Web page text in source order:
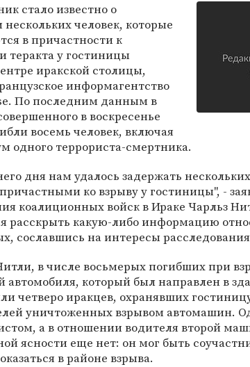
стало известно о
человек, которые
в причастности к
теракта у гостиницы
иракской столицы,
информагентство
По последним данным в
в воскресенье
восемь человек, включая
одного террориста-смертника.
дня нам удалось задержать
ко взрыву у гостиницы", -
коалиционных войск в Ираке Чарльз
расскрыть какую-либо информацию
сославшись на интересы
в числе восьмерых погибших при
автомобиля, который был направлен в
четверо иракцев, охранявших
уничтоженных взрывом автомашин.
а в отношении водителя второй
ясности еще нет: он мог быть
в районе взрыва.